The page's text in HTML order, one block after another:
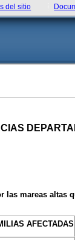
del sitio
mareas altas
AFECTADAS